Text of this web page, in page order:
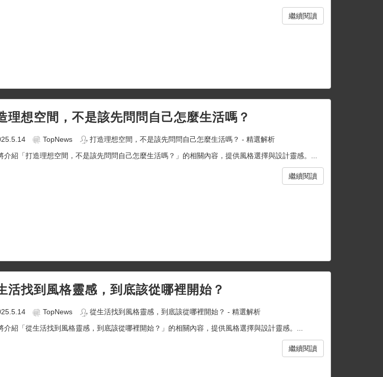
繼續閱讀
理想空間，不是該先問問自己怎麼生活嗎？
TopNews
打造理想空間，不是該先問問自己怎麼生活嗎？ - 精選解析
介紹「打造理想空間，不是該先問問自己怎麼生活嗎？」的相關內容，提供風格選擇與設計靈感。...
繼續閱讀
活找到風格靈感，到底該從哪裡開始？
TopNews
從生活找到風格靈感，到底該從哪裡開始？ - 精選解析
介紹「從生活找到風格靈感，到底該從哪裡開始？」的相關內容，提供風格選擇與設計靈感。...
繼續閱讀